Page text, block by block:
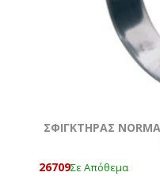
ΣΦΙΓΚΤΗΡΑΣ
26709Σε Απόθεμα